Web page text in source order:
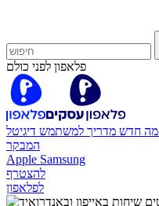
פלאפון לפני כולם
מה חדש מדריך למשתמש
המבקר
Apple Samsung
להצטרף
לפלאפון